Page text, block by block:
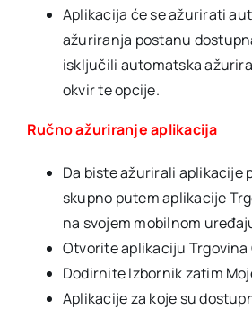
Aplikacija će se ažurirati
ažuriranja postanu
isključili automatska
okvir te opcije.
Ručno ažuriranje aplikacija
Da biste ažurirali aplikacije
skupno putem aplikacije
na svojem mobilnom
Otvorite aplikaciju Trgovina
Dodirnite Izbornik zatim
Aplikacije za koje su